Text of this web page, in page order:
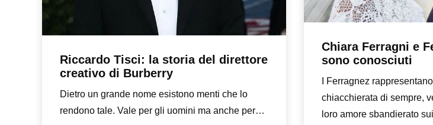
Riccardo Tisci: la storia del direttore
creativo di Burberry
Dietro un grande nome esistono menti che lo
rendono tale. Vale per gli uomini ma anche per…
Chiara Ferragni e
sono conosciuti
I Ferragnez
chiacchierata di sempre,
loro amore sbandierato